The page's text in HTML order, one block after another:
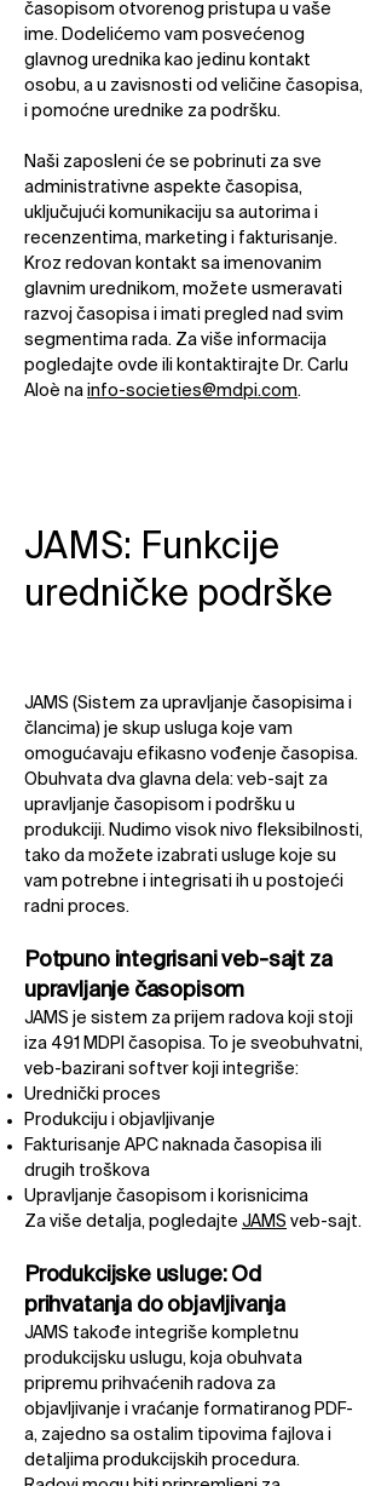
časopisom otvorenog pristupa u vaše
ime. Dodelićemo vam posvećenog
glavnog urednika kao jedinu kontakt
osobu, a u zavisnosti od veličine časopisa,
i pomoćne urednike za podršku.​
Naši zaposleni će se pobrinuti za sve
administrativne aspekte časopisa,
uključujući komunikaciju sa autorima i
recenzentima, marketing i fakturisanje.
Kroz redovan kontakt sa imenovanim
glavnim urednikom, možete usmeravati
razvoj časopisa i imati pregled nad svim
segmentima rada. Za više informacija
pogledajte ovde ili kontaktirajte Dr. Carlu
Aloè na info-societies@mdpi.com.​
JAMS: Funkcije
uredničke podrške
JAMS (Sistem za upravljanje časopisima i
člancima) je skup usluga koje vam
omogućavaju efikasno vođenje časopisa.
Obuhvata dva glavna dela: veb-sajt za
upravljanje časopisom i podršku u
produkciji. Nudimo visok nivo fleksibilnosti,
tako da možete izabrati usluge koje su
vam potrebne i integrisati ih u postojeći
radni proces.​
Potpuno integrisani veb-sajt za
upravljanje časopisom​
JAMS je sistem za prijem radova koji stoji
iza 491 MDPI časopisa. To je sveobuhvatni,
veb-bazirani softver koji integriše:​
Urednički proces​
Produkciju i objavljivanje​
Fakturisanje APC naknada časopisa ili
drugih troškova​
Upravljanje časopisom i korisnicima
Za više detalja, pogledajte JAMS veb-sajt.
Produkcijske usluge: Od
prihvatanja do objavljivanja​
JAMS takođe integriše kompletnu
produkcijsku uslugu, koja obuhvata
pripremu prihvaćenih radova za
objavljivanje i vraćanje formatiranog PDF-
a, zajedno sa ostalim tipovima fajlova i
detaljima produkcijskih procedura.​